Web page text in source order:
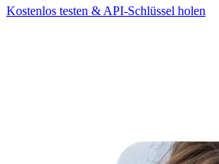
Kostenlos testen & API-Schlüssel holen